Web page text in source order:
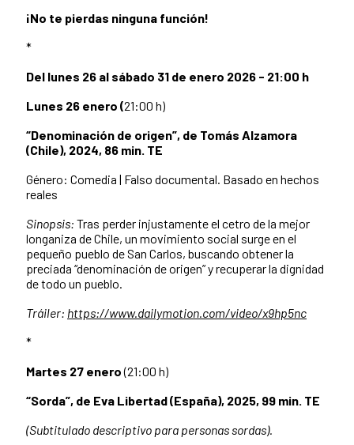
¡No te pierdas ninguna función!
*
Del lunes 26 al sábado 31 de enero 2026 - 21:00 h
Lunes 26 enero (21:00 h)
“Denominación de origen”, de Tomás Alzamora
(Chile), 2024, 86 min. TE
Género: Comedia | Falso documental. Basado en hechos
reales
Sinopsis: Tras perder injustamente el cetro de la mejor
longaniza de Chile, un movimiento social surge en el
pequeño pueblo de San Carlos, buscando obtener la
preciada “denominación de origen” y recuperar la dignidad
de todo un pueblo.
Tráiler: https://www.dailymotion.com/video/x9hp5nc
*
Martes 27 enero(21:00 h)
“Sorda”, de Eva Libertad (España), 2025, 99 min. TE
(Subtitulado descriptivo para personas sordas).